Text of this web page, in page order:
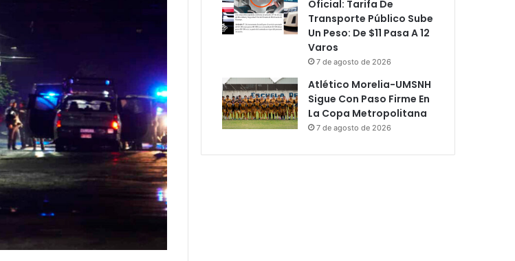
Oficial: Tarifa De
Transporte Público Sube
Un Peso: De $11 Pasa A 12
Varos
7 de agosto de 2026
Atlético Morelia-UMSNH
Sigue Con Paso Firme En
La Copa Metropolitana
7 de agosto de 2026